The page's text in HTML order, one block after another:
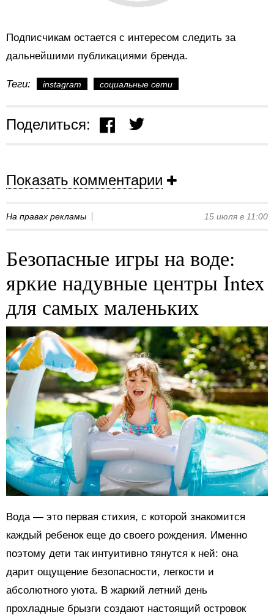
Подписчикам остается с интересом следить за
дальнейшими публикациями бренда.
Теги: instagram социальные сети
Поделиться:
Показать комментарии
На правах рекламы 15 июля в 11:00
Безопасные игры на воде:
яркие надувные центры Intex
для самых маленьких
Вода — это первая стихия, с которой знакомится
каждый ребенок еще до своего рождения. Именно
поэтому дети так интуитивно тянутся к ней: она
дарит ощущение безопасности, легкости и
абсолютного уюта. В жаркий летний день
прохладные брызги создают настоящий островок